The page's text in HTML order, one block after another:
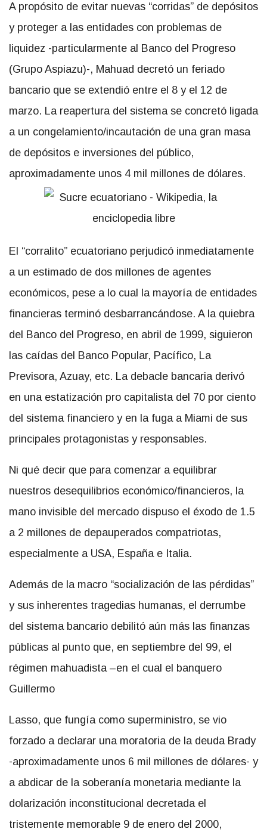
A propósito de evitar nuevas “corridas” de depósitos
y proteger a las entidades con problemas de
liquidez -particularmente al Banco del Progreso
(Grupo Aspiazu)-, Mahuad decretó un feriado
bancario que se extendió entre el 8 y el 12 de
marzo. La reapertura del sistema se concretó ligada
a un congelamiento/incautación de una gran masa
de depósitos e inversiones del público,
aproximadamente unos 4 mil millones de dólares.
El “corralito” ecuatoriano perjudicó inmediatamente
a un estimado de dos millones de agentes
económicos, pese a lo cual la mayoría de entidades
financieras terminó desbarrancándose. A la quiebra
del Banco del Progreso, en abril de 1999, siguieron
las caídas del Banco Popular, Pacífico, La
Previsora, Azuay, etc. La debacle bancaria derivó
en una estatización pro capitalista del 70 por ciento
del sistema financiero y en la fuga a Miami de sus
principales protagonistas y responsables.
Ni qué decir que para comenzar a equilibrar
nuestros desequilibrios económico/financieros, la
mano invisible del mercado dispuso el éxodo de 1.5
a 2 millones de depauperados compatriotas,
especialmente a USA, España e Italia.
Además de la macro “socialización de las pérdidas”
y sus inherentes tragedias humanas, el derrumbe
del sistema bancario debilitó aún más las finanzas
públicas al punto que, en septiembre del 99, el
régimen mahuadista –en el cual el banquero
Guillermo
Lasso, que fungía como superministro, se vio
forzado a declarar una moratoria de la deuda Brady
-aproximadamente unos 6 mil millones de dólares- y
a abdicar de la soberanía monetaria mediante la
dolarización inconstitucional decretada el
tristemente memorable 9 de enero del 2000,